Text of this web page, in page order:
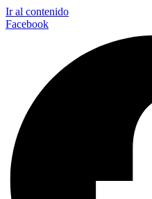
Ir al contenido
Facebook